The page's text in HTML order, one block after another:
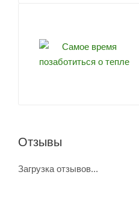
Отзывы
Загрузка отзывов...